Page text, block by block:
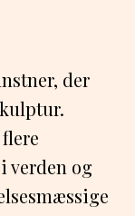
der
verden og